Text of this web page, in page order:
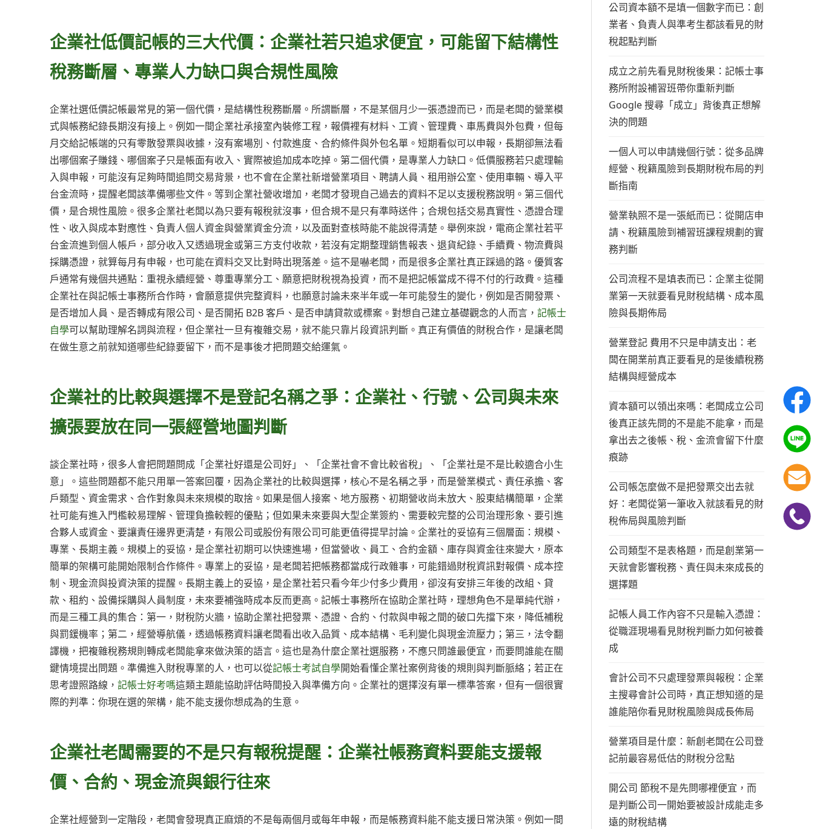
企業社低價記帳的三大代價：企業社若只追求便宜，可能留下結構性
稅務斷層、專業人力缺口與合規性風險
企業社選低價記帳最常見的第一個代價，是結構性稅務斷層。所謂斷層，不是某個月少一張憑證而已，而是老闆的營業模
式與帳務紀錄長期沒有接上。例如一間企業社承接室內裝修工程，報價裡有材料、工資、管理費、車馬費與外包費，但每
月交給記帳端的只有零散發票與收據，沒有案場別、付款進度、合約條件與外包名單。短期看似可以申報，長期卻無法看
出哪個案子賺錢、哪個案子只是帳面有收入、實際被追加成本吃掉。第二個代價，是專業人力缺口。低價服務若只處理輸
入與申報，可能沒有足夠時間追問交易背景，也不會在企業社新增營業項目、聘請人員、租用辦公室、使用車輛、導入平
台金流時，提醒老闆該準備哪些文件。等到企業社營收增加，老闆才發現自己過去的資料不足以支援稅務說明。第三個代
價，是合規性風險。很多企業社老闆以為只要有報稅就沒事，但合規不是只有準時送件；合規包括交易真實性、憑證合理
性、收入與成本對應性、負責人個人資金與營業資金分流，以及面對查核時能不能說得清楚。舉例來說，電商企業社若平
台金流進到個人帳戶，部分收入又透過現金或第三方支付收款，若沒有定期整理銷售報表、退貨紀錄、手續費、物流費與
採購憑證，就算每月有申報，也可能在資料交叉比對時出現落差。這不是嚇老闆，而是很多企業社真正踩過的路。優質客
戶通常有幾個共通點：重視永續經營、尊重專業分工、願意把財稅視為投資，而不是把記帳當成不得不付的行政費。這種
企業社在與記帳士事務所合作時，會願意提供完整資料，也願意討論未來半年或一年可能發生的變化，例如是否開發票、
是否增加人員、是否轉成有限公司、是否開拓 B2B 客戶、是否申請貸款或標案。對想自己建立基礎觀念的人而言， 記帳士
自學可以幫助理解名詞與流程，但企業社一旦有複雜交易，就不能只靠片段資訊判斷。真正有價值的財稅合作，是讓老闆
在做生意之前就知道哪些紀錄要留下，而不是事後才把問題交給運氣。
企業社的比較與選擇不是登記名稱之爭：企業社、行號、公司與未來
擴張要放在同一張經營地圖判斷
談企業社時，很多人會把問題問成「企業社好還是公司好」、「企業社會不會比較省稅」、「企業社是不是比較適合小生
意」。這些問題都不能只用單一答案回覆，因為企業社的比較與選擇，核心不是名稱之爭，而是營業模式、責任承擔、客
戶類型、資金需求、合作對象與未來規模的取捨。如果是個人接案、地方服務、初期營收尚未放大、股東結構簡單，企業
社可能有進入門檻較易理解、管理負擔較輕的優點；但如果未來要與大型企業簽約、需要較完整的公司治理形象、要引進
合夥人或資金、要讓責任邊界更清楚，有限公司或股份有限公司可能更值得提早討論。企業社的妥協有三個層面：規模、
專業、長期主義。規模上的妥協，是企業社初期可以快速進場，但當營收、員工、合約金額、庫存與資金往來變大，原本
簡單的架構可能開始限制合作條件。專業上的妥協，是老闆若把帳務都當成行政雜事，可能錯過財稅資訊對報價、成本控
制、現金流與投資決策的提醒。長期主義上的妥協，是企業社若只看今年少付多少費用，卻沒有安排三年後的改組、貸
款、租約、設備採購與人員制度，未來要補強時成本反而更高。記帳士事務所在協助企業社時，理想角色不是單純代辦，
而是三種工具的集合：第一，財稅防火牆，協助企業社把發票、憑證、合約、付款與申報之間的破口先擋下來，降低補稅
與罰鍰機率；第二，經營導航儀，透過帳務資料讓老闆看出收入品質、成本結構、毛利變化與現金流壓力；第三，法令翻
譯機，把複雜稅務規則轉成老闆能拿來做決策的語言。這也是為什麼企業社選服務，不應只問誰最便宜，而要問誰能在關
鍵情境提出問題。準備進入財稅專業的人，也可以從記帳士考試自學開始看懂企業社案例背後的規則與判斷脈絡；若正在
思考證照路線， 記帳士好考嗎這類主題能協助評估時間投入與準備方向。企業社的選擇沒有單一標準答案，但有一個很實
際的判準：你現在選的架構，能不能支援你想成為的生意。
企業社老闆需要的不是只有報稅提醒：企業社帳務資料要能支援報
價、合約、現金流與銀行往來
企業社經營到一定階段，老闆會發現真正麻煩的不是每兩個月或每年申報，而是帳務資料能不能支援日常決策。例如一間
公司資本額不是填一個數字而已：創
業者、負責人與準考生都該看見的財
稅起點判斷
成立之前先看見財稅後果：記帳士事
務所附設補習班帶你重新判斷
Google 搜尋「成立」背後真正想解
決的問題
一個人可以申請幾個行號：從多品牌
經營、稅籍風險到長期財稅布局的判
斷指南
營業執照不是一張紙而已：從開店申
請、稅籍風險到補習班課程規劃的實
務判斷
公司流程不是填表而已：企業主從開
業第一天就要看見財稅結構、成本風
險與長期佈局
營業登記 費用不只是申請支出：老
闆在開業前真正要看見的是後續稅務
結構與經營成本
資本額可以領出來嗎：老闆成立公司
後真正該先問的不是能不能拿，而是
拿出去之後帳、稅、金流會留下什麼
痕跡
公司帳怎麼做不是把發票交出去就
好：老闆從第一筆收入就該看見的財
稅佈局與風險判斷
公司類型不是表格題，而是創業第一
天就會影響稅務、責任與未來成長的
選擇題
記帳人員工作內容不只是輸入憑證：
從職涯現場看見財稅判斷力如何被養
成
會計公司不只處理發票與報稅：企業
主搜尋會計公司時，真正想知道的是
誰能陪你看見財稅風險與成長佈局
營業項目是什麼：新創老闆在公司登
記前最容易低估的財稅分岔點
開公司 節稅不是先問哪裡便宜，而
是判斷公司一開始要被設計成能走多
遠的財稅結構